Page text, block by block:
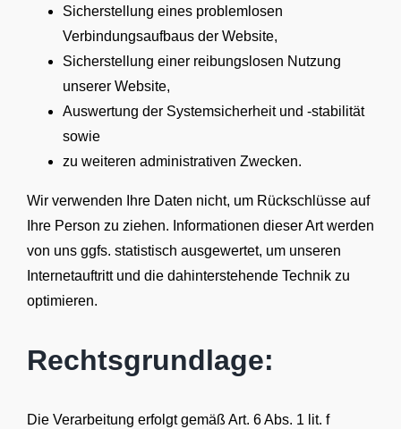
Sicherstellung eines problemlosen
Verbindungsaufbaus der Website,
Sicherstellung einer reibungslosen Nutzung
unserer Website,
Auswertung der Systemsicherheit und -stabilität
sowie
zu weiteren administrativen Zwecken.
Wir verwenden Ihre Daten nicht, um Rückschlüsse auf
Ihre Person zu ziehen. Informationen dieser Art werden
von uns ggfs. statistisch ausgewertet, um unseren
Internetauftritt und die dahinterstehende Technik zu
optimieren.
Rechtsgrundlage:
Die Verarbeitung erfolgt gemäß Art. 6 Abs. 1 lit. f